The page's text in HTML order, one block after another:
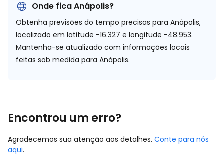
Onde fica Anápolis?
Obtenha previsões do tempo precisas para Anápolis,
localizado em latitude -16.327 e longitude -48.953.
Mantenha-se atualizado com informações locais
feitas sob medida para Anápolis.
Encontrou um erro?
Agradecemos sua atenção aos detalhes. Conte para nós
aqui.